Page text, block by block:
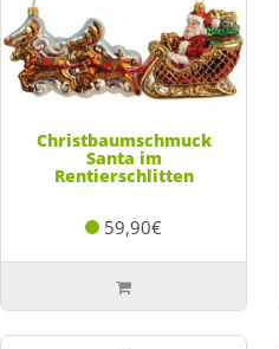
Christbaumschmuck
Santa im
Rentierschlitten
59,90€